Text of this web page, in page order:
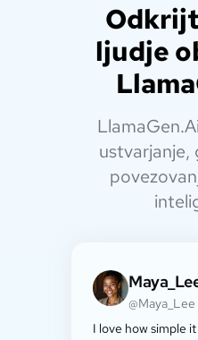
ljudje
ustvarjanje,
@Maya_Lee
I love how simple